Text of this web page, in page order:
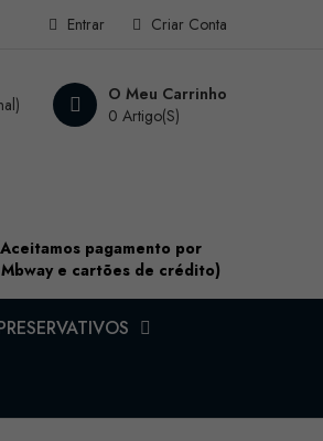
Criar Conta
Entrar
O Meu Carrinho
0 Artigo(s)
pagamento por
e cartões de crédito)